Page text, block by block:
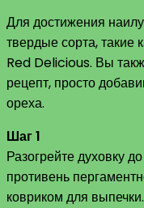
Для достижения
твердые сорта, такие
Red Delicious. Вы
рецепт, просто
ореха.
Шаг 1
Разогрейте духовку
противень
ковриком для выпечки.